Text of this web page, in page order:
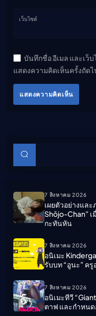
เว็บไซต์
บันทึกชื่อ อีเมล และเว็
แสดงความคิดเห็นครั้งถัดไ
แสดงความคิดเห็น
บทความย่อย
7 สิงหาคม 2026
เผยตัวอย่างและ
Shōjo-Chan” เ
กะทันหัน
7 สิงหาคม 2026
อนิเมะ
รับบท “อูนะ” ค
7 สิงหาคม 2026
อนิเมะทีวี
ตาฟ และกำหน